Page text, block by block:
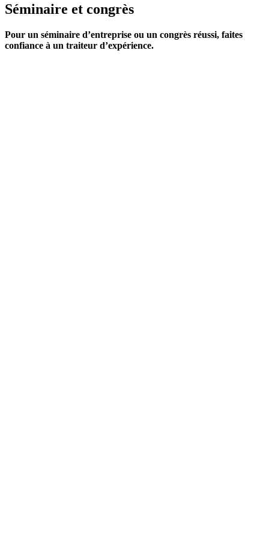
Séminaire et congrès
Pour un séminaire d’entreprise ou un congrès réussi, faites
confiance à un traiteur d’expérience.